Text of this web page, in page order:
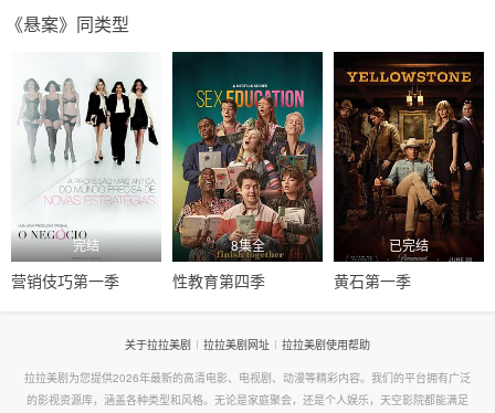
《悬案》同类型
完结
营销伎巧第一季
8集全
性教育第四季
已完结
黄石第一季
关于拉拉美剧 拉拉美剧网址 拉拉美剧使用帮助
拉拉美剧为您提供2026年最新的高清电影、电视剧、动漫等精彩内容。我们的平台拥有广泛
的影视资源库，涵盖各种类型和风格。无论是家庭聚会，还是个人娱乐，天空影院都能满足